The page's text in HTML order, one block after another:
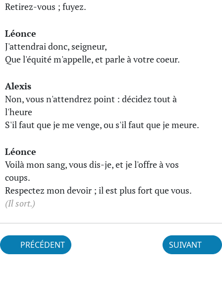
Retirez-vous ; fuyez.
Léonce
J'attendrai donc, seigneur,
Que l'équité m'appelle, et parle à votre coeur.
Alexis
Non, vous n'attendrez point : décidez tout à
l'heure
S'il faut que je me venge, ou s'il faut que je meure.
Léonce
Voilà mon sang, vous dis-je, et je l'offre à vos
coups.
Respectez mon devoir ; il est plus fort que vous.
(Il sort.)
PRÉCÉDENT SUIVANT